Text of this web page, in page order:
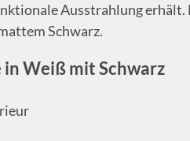
Ausstrahlung
Schwarz.
Weiß mit Schwarz